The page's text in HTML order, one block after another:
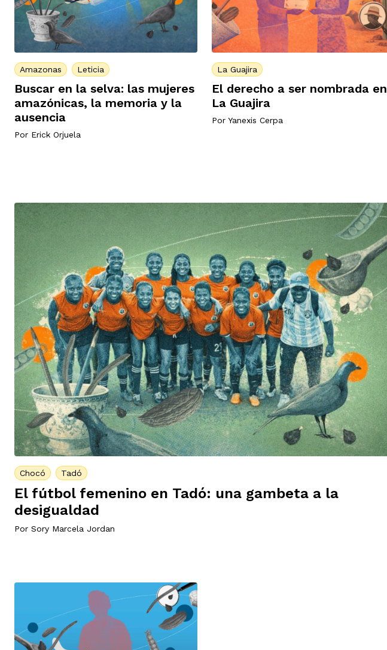
Amazonas Leticia
Buscar en la selva: las mujeres
amazónicas, la memoria y la
ausencia
Por Erick Orjuela
La Guajira
El derecho a ser nombrada en
La Guajira
Por Yanexis Cerpa
Chocó Tadó
El fútbol femenino en Tadó: una gambeta a la
desigualdad
Por Sory Marcela Jordan